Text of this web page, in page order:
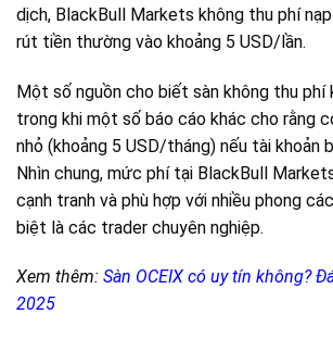
dịch, BlackBull Markets không thu phí
rút tiền thường vào khoảng 5 USD/lần.
Một số nguồn cho biết sàn không thu phí
trong khi một số báo cáo khác cho rằng
nhỏ (khoảng 5 USD/tháng) nếu tài khoản
Nhìn chung, mức phí tại BlackBull
cạnh tranh và phù hợp với nhiều phong
biệt là các trader chuyên nghiệp.
Xem thêm: Sàn OCEIX có uy tín không?
2025